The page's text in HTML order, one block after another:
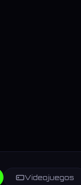
Videojuegos